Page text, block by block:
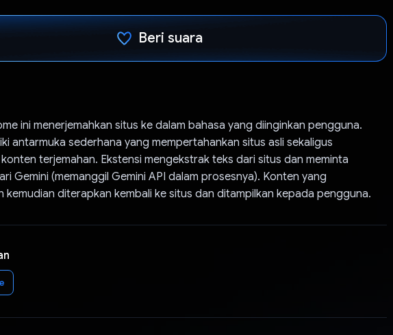
Beri suara
ini menerjemahkan situs ke dalam bahasa yang diinginkan pengguna.
antarmuka sederhana yang mempertahankan situs asli sekaligus
terjemahan. Ekstensi mengekstrak teks dari situs dan meminta
Gemini (memanggil Gemini API dalam prosesnya). Konten yang
kemudian diterapkan kembali ke situs dan ditampilkan kepada pengguna.